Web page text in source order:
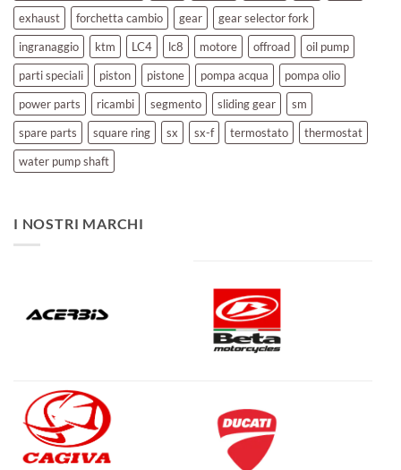
exhaust
forchetta cambio gear
gear selector fork
ingranaggio
ktm LC4 lc8 motore offroad
oil pump
parti speciali
piston pistone pompa acqua
pompa olio
power parts
ricambi segmento sliding gear
sm
spare parts
square ring sx sx-f termostato
thermostat
water pump shaft
I NOSTRI MARCHI